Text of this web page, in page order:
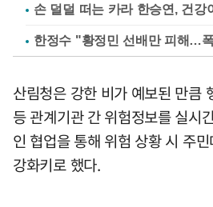
손 덜덜 떠는 카라 한승연, 건강
한정수 "황정민 선배만 피해…
산림청은 강한 비가 예보된 만큼
등 관계기관 간 위험정보를 실시
인 협업을 통해 위험 상황 시 주
강화키로 했다.